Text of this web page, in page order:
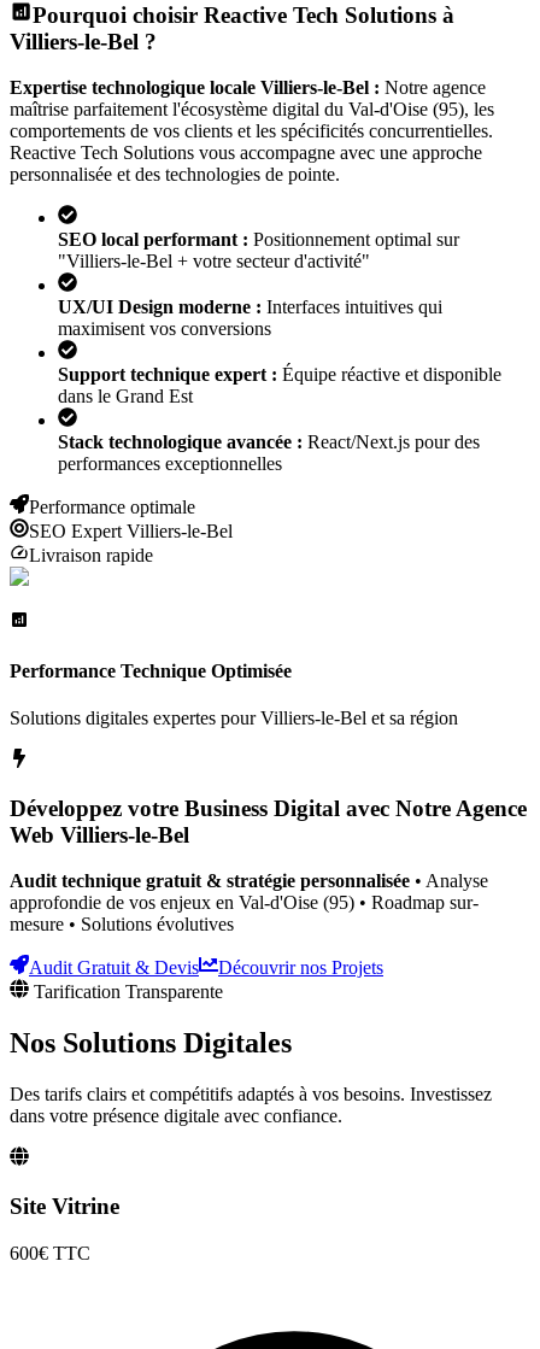
Pourquoi choisir Reactive Tech Solutions à
Villiers-le-Bel ?
Expertise technologique locale Villiers-le-Bel : Notre agence
maîtrise parfaitement l'écosystème digital du Val-d'Oise (95), les
comportements de vos clients et les spécificités concurrentielles.
Reactive Tech Solutions vous accompagne avec une approche
personnalisée et des technologies de pointe.
SEO local performant : Positionnement optimal sur
"Villiers-le-Bel + votre secteur d'activité"
UX/UI Design moderne : Interfaces intuitives qui
maximisent vos conversions
Support technique expert : Équipe réactive et disponible
dans le Grand Est
Stack technologique avancée : React/Next.js pour des
performances exceptionnelles
Performance optimale
SEO Expert Villiers-le-Bel
Livraison rapide
Performance Technique Optimisée
Solutions digitales expertes pourVilliers-le-Bel et sa région
Développez votre Business Digital avec Notre Agence
Web Villiers-le-Bel
Audit technique gratuit & stratégie personnalisée • Analyse
approfondie de vos enjeux en Val-d'Oise (95) • Roadmap sur-
mesure • Solutions évolutives
Audit Gratuit & Devis
Découvrir nos Projets
Tarification Transparente
Nos Solutions Digitales
Des tarifs clairs et compétitifs adaptés à vos besoins. Investissez
dans votre présence digitale avec confiance.
Site Vitrine
600€ TTC